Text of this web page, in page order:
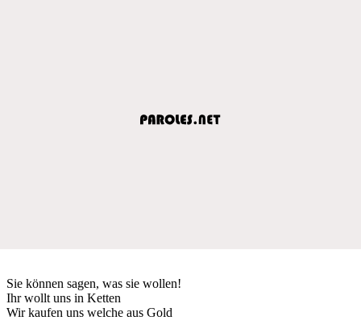
Sie können sagen, was sie wollen!
Ihr wollt uns in Ketten
Wir kaufen uns welche aus Gold